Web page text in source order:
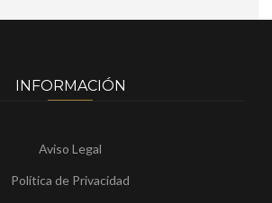
INFORMACIÓN
Aviso Legal
Política de Privacidad